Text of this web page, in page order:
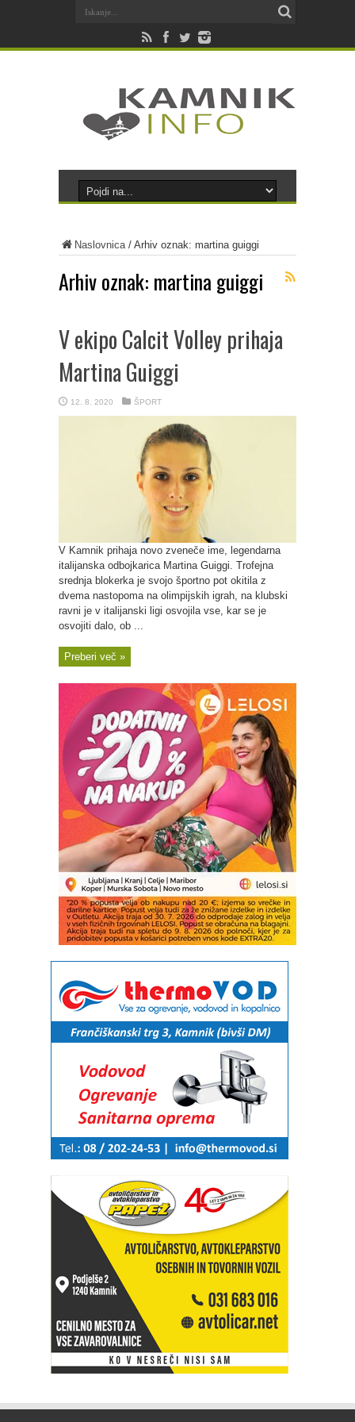
Naslovnica/ Arhiv oznak: martina guiggi
Arhiv oznak: martina guiggi
V ekipo Calcit Volley prihaja
Martina Guiggi
12. 8. 2020 ŠPORT
V Kamnik prihaja novo zveneče ime, legendarna
italijanska odbojkarica Martina Guiggi. Trofejna
srednja blokerka je svojo športno pot okitila z
dvema nastopoma na olimpijskih igrah, na klubski
ravni je v italijanski ligi osvojila vse, kar se je
osvojiti dalo, ob ...
Preberi več »